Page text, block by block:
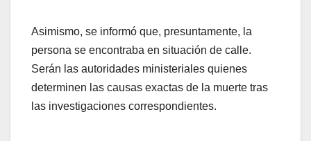
Asimismo, se informó que, presuntamente, la
persona se encontraba en situación de calle.
Serán las autoridades ministeriales quienes
determinen las causas exactas de la muerte tras
las investigaciones correspondientes.